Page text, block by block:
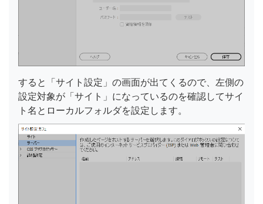
すると「サイト設定」の画面が出てくるので、左側の
設定対象が「サイト」になっているのを確認してサイ
ト名とローカルフォルダを設定します。